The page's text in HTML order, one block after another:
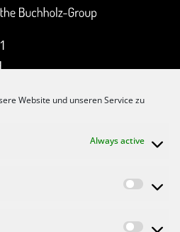
Website und unseren Service zu
Always active